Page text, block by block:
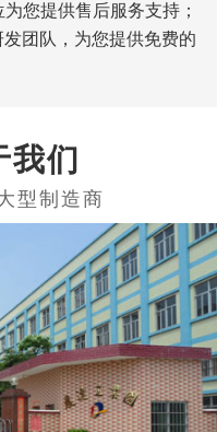
您提供售后服务支持；
团队，为您提供免费的
我们